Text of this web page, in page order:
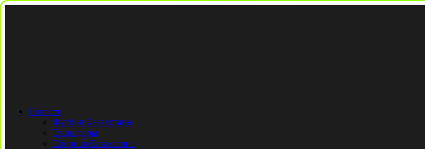
Новости
Футбол Казахстана
Трансферы
Сборная Казахстана